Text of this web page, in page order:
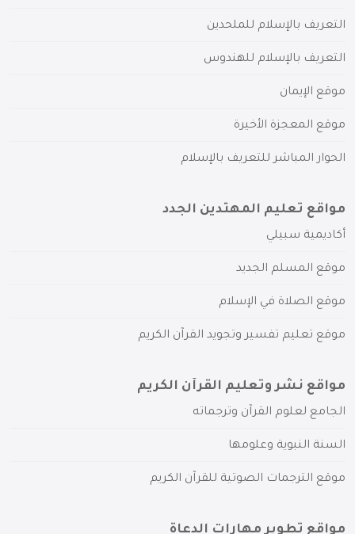
التعريف بالإسلام للملحدين
التعريف بالإسلام للهندوس
موقع الإيمان
موقع المعجزة الأخيرة
الحوار المباشر للتعريف بالإسلام
مواقع تعليم المهتدين الجدد
أكاديمية سبيلي
موقع المسلم الجديد
موقع الصلاة في الإسلام
موقع تعليم تفسير وتجويد القرآن الكريم
مواقع نشر وتعليم القرآن الكريم
الجامع لعلوم القرآن وترجماته
السنة النبوية وعلومها
موقع الترجمات الصوتية للقرآن الكريم
مواقع تطوير مهارات الدعاة